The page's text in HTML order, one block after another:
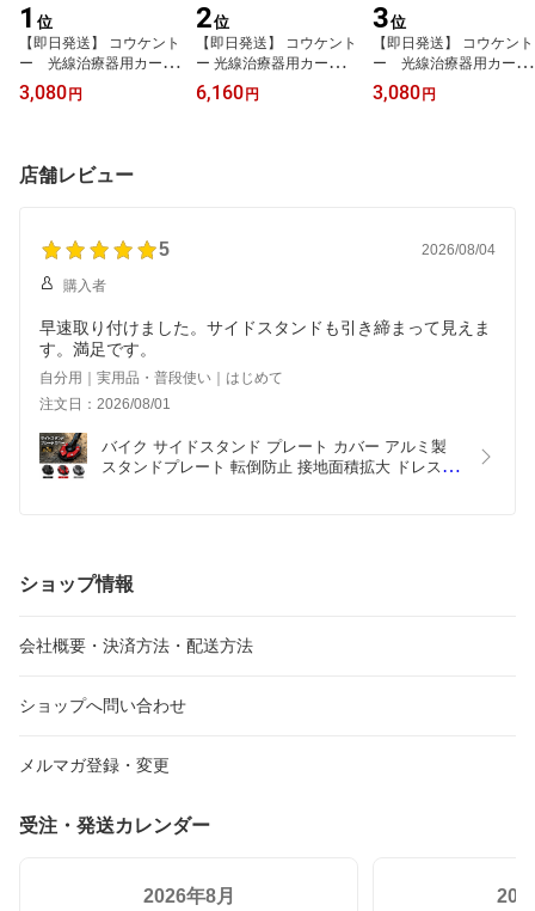
1 位
【即日発送】 コウケント
ー 光線治療器用カーボ
ン 10本入り 3000番 3
001番 3002番 4008番 50
3,080 円
2位
【即日発送】 コウケント
ー 光線治療器用カーボン
3001番 4008番 セッ
ト 10本入り各1箱
6,160 円
3位
【即日発送】 コウケント
ー 光線治療器用カーボ
ン 3001番 10本入り
3,080 円
店舗レビュー
5 2026/08/04
購入者
早速取り付けました。サイドスタンドも引き締まって見えま
す。満足です。
自分用｜実用品・普段使い｜はじめて
注文日：2026/08/01
バイク サイドスタンド プレート カバー アルミ製
スタンドプレート 転倒防止 接地面積拡大 ドレスア
ショップ情報
会社概要・決済方法・配送方法
ショップへ問い合わせ
メルマガ登録・変更
受注・発送カレンダー
2026年8月